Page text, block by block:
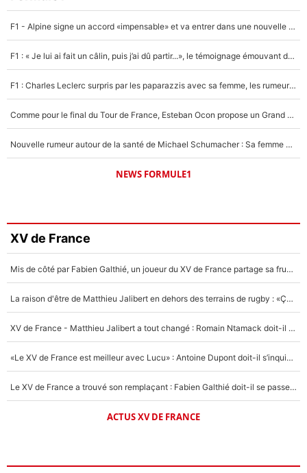
F1 - Alpine signe un accord «impensable» et va entrer dans une nouvelle dimension : Grande nouvelle pour Pierre Gasly !
F1 : « Je lui ai fait un câlin, puis j’ai dû partir...», le témoignage émouvant de Max Verstappen sur sa fille
F1 : Charles Leclerc surpris par les paparazzis avec sa femme, les rumeurs étaient vraies !
Comme pour le final du Tour de France, Esteban Ocon propose un Grand Prix de Formule 1 à Paris : «Autour de l’Arc de Triomphe, ce serait génial» !
Nouvelle rumeur autour de la santé de Michael Schumacher : Sa femme Corinna sort du silence
NEWS FORMULE1
XV de France
Mis de côté par Fabien Galthié, un joueur du XV de France partage sa frustration : «ils ne me l’ont pas dit tout de suite»
La raison d'être de Matthieu Jalibert en dehors des terrains de rugby : «Ça m'atteint autant que si tu touches à un membre de ma famille»
XV de France - Matthieu Jalibert a tout changé : Romain Ntamack doit-il s’inquiéter pour sa place à un an de la Coupe du monde ?
«Le XV de France est meilleur avec Lucu» : Antoine Dupont doit-il s’inquiéter pour sa place ?
Le XV de France a trouvé son remplaçant : Fabien Galthié doit-il se passer d'Antoine Dupont ?
ACTUS XV DE FRANCE